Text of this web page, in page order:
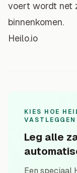
voert wordt net
binnenkomen.
Heilo.io
KIES HOE
VASTLEGGEN
Leg alle
Een speciaal